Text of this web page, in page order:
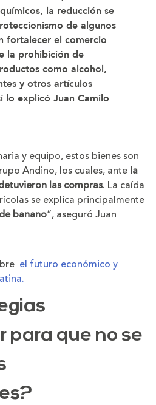
la reducción se
de algunos
fortalecer el comercio
la prohibición de
como alcohol,
y otros artículos
lo explicó Juan Camilo
y equipo, estos bienes son
Andino, los cuales, ante la
las compras. La caída
se explica principalmente
banano”, aseguró Juan
el futuro económico y
para que no se